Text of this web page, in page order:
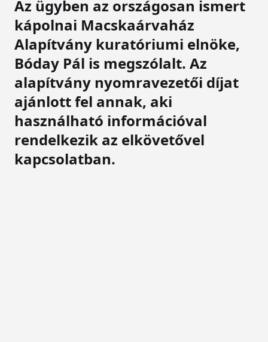
Az ügyben az országosan ismert
kápolnai Macskaárvaház
Alapítvány kuratóriumi elnöke,
Bóday Pál is megszólalt. Az
alapítvány nyomravezetői díjat
ajánlott fel annak, aki
használható információval
rendelkezik az elkövetővel
kapcsolatban.